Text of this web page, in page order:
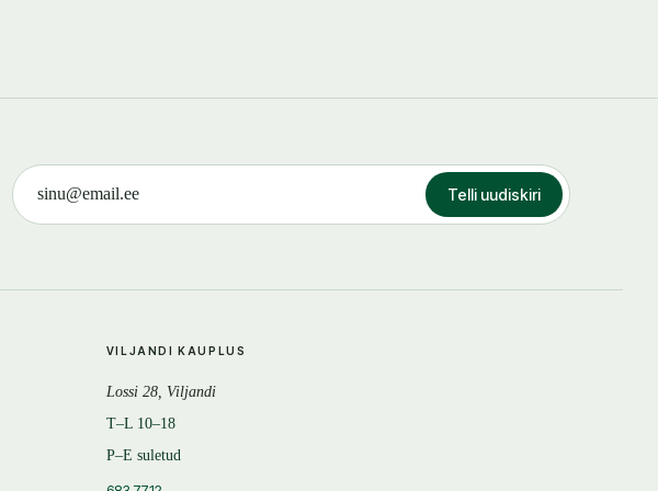
Telli uudiskiri
VILJANDI KAUPLUS
Lossi 28, Viljandi
T–L 10–18
P–E suletud